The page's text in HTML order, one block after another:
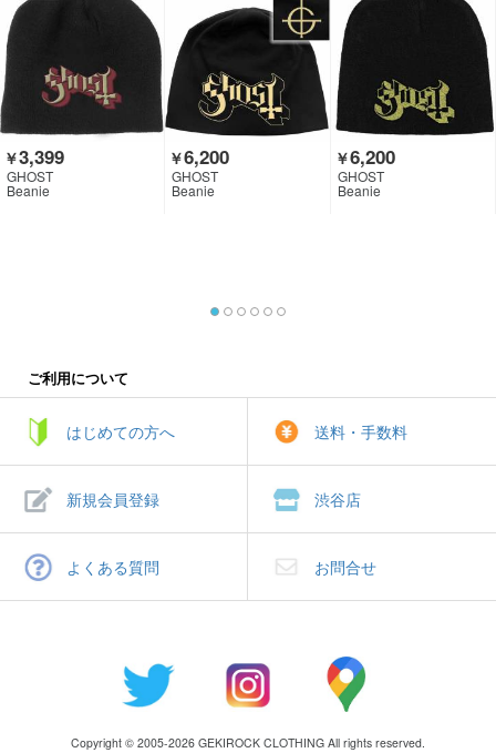
￥3,399
GHOST
Beanie
￥6,200
GHOST
Beanie
￥6,200
GHOST
Beanie
ご利用について
はじめての方へ 送料・手数料
新規会員登録 渋谷店
よくある質問 お問合せ
Copyright © 2005-2026 GEKIROCK CLOTHING All rights reserved.